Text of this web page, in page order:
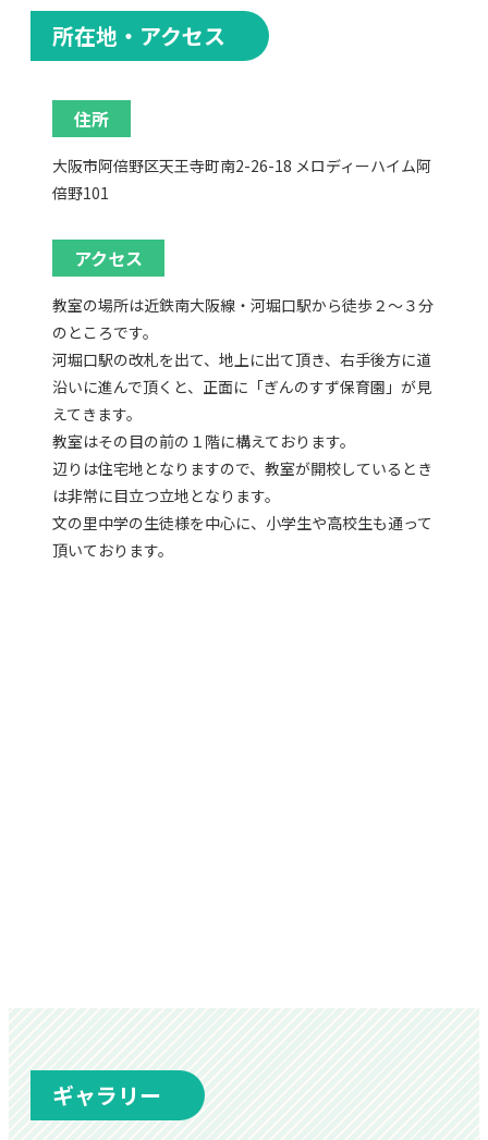
所在地・アクセス
住所
大阪市阿倍野区天王寺町南2-26-18 メロディーハイム阿
倍野101
アクセス
教室の場所は近鉄南大阪線・河堀口駅から徒歩２～３分
のところです。
河堀口駅の改札を出て、地上に出て頂き、右手後方に道
沿いに進んで頂くと、正面に「ぎんのすず保育園」が見
えてきます。
教室はその目の前の１階に構えております。
辺りは住宅地となりますので、教室が開校しているとき
は非常に目立つ立地となります。
文の里中学の生徒様を中心に、小学生や高校生も通って
頂いております。
ギャラリー